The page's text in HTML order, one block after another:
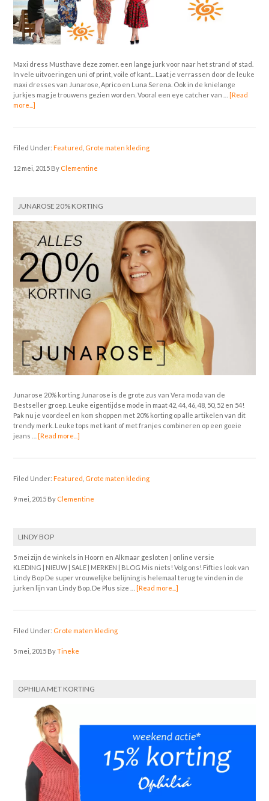
Maxi dress Musthave deze zomer. een lange jurk voor naar het strand of stad.
In vele uitvoeringen uni of print, voile of kant... Laat je verrassen door de leuke
maxi dresses van Junarose, Aprico en Luna Serena. Ook in de knielange
jurkjes mag je trouwens gezien worden. Vooral een eye catcher van …[Read
more...]
Filed Under:Featured Grote maten kleding
12 mei, 2015 By Clementine
JUNAROSE 20% KORTING
Junarose 20% korting Junarose is de grote zus van Vera moda van de
Bestseller groep. Leuke eigentijdse mode in maat 42, 44, 46, 48, 50, 52 en 54!
Pak nu je voordeel en kom shoppen met 20% korting op alle artikelen van dit
trendy merk. Leuke tops met kant of met franjes combineren op een goeie
jeans …[Read more...]
Filed Under:Featured Grote maten kleding
9 mei, 2015 By Clementine
LINDY BOP
5 mei zijn de winkels in Hoorn en Alkmaar gesloten | online versie
KLEDING | NIEUW | SALE | MERKEN | BLOG Mis niets! Volg ons! Fifties look van
Lindy Bop De super vrouwelijke belijning is helemaal terug te vinden in de
jurken lijn van Lindy Bop. De Plus size …[Read more...]
Filed Under: Grote maten kleding
5 mei, 2015 ByTineke
OPHILIA MET KORTING